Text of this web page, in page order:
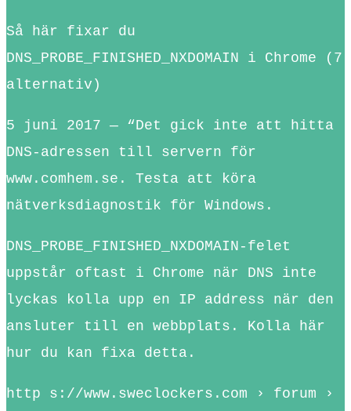
Så här fixar du
DNS_PROBE_FINISHED_NXDOMAIN i Chrome (7
alternativ)
5 juni 2017 — “Det gick inte att hitta
DNS-adressen till servern för
www.comhem.se. Testa att köra
nätverksdiagnostik för Windows.
DNS_PROBE_FINISHED_NXDOMAIN-felet
uppstår oftast i Chrome när DNS inte
lyckas kolla upp en IP address när den
ansluter till en webbplats. Kolla här
hur du kan fixa detta.
http s://www.sweclockers.com › forum ›